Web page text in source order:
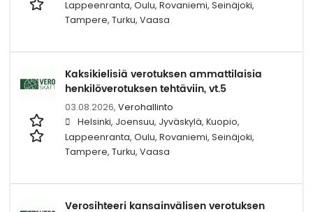
Lappeenranta, Oulu, Rovaniemi, Seinäjoki,
Tampere, Turku, Vaasa
Kaksikielisiä verotuksen ammattilaisia
henkilöverotuksen tehtäviin, vt.5
03.08.2026, Verohallinto
Helsinki, Joensuu, Jyväskylä, Kuopio,
Lappeenranta, Oulu, Rovaniemi, Seinäjoki,
Tampere, Turku, Vaasa
Verosihteeri kansainvälisen verotuksen